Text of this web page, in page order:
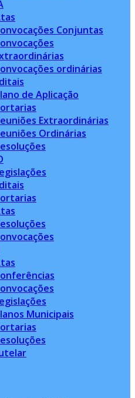
Conjuntas
ordinárias
de Aplicação
Extraordinárias
Ordinárias
Municipais